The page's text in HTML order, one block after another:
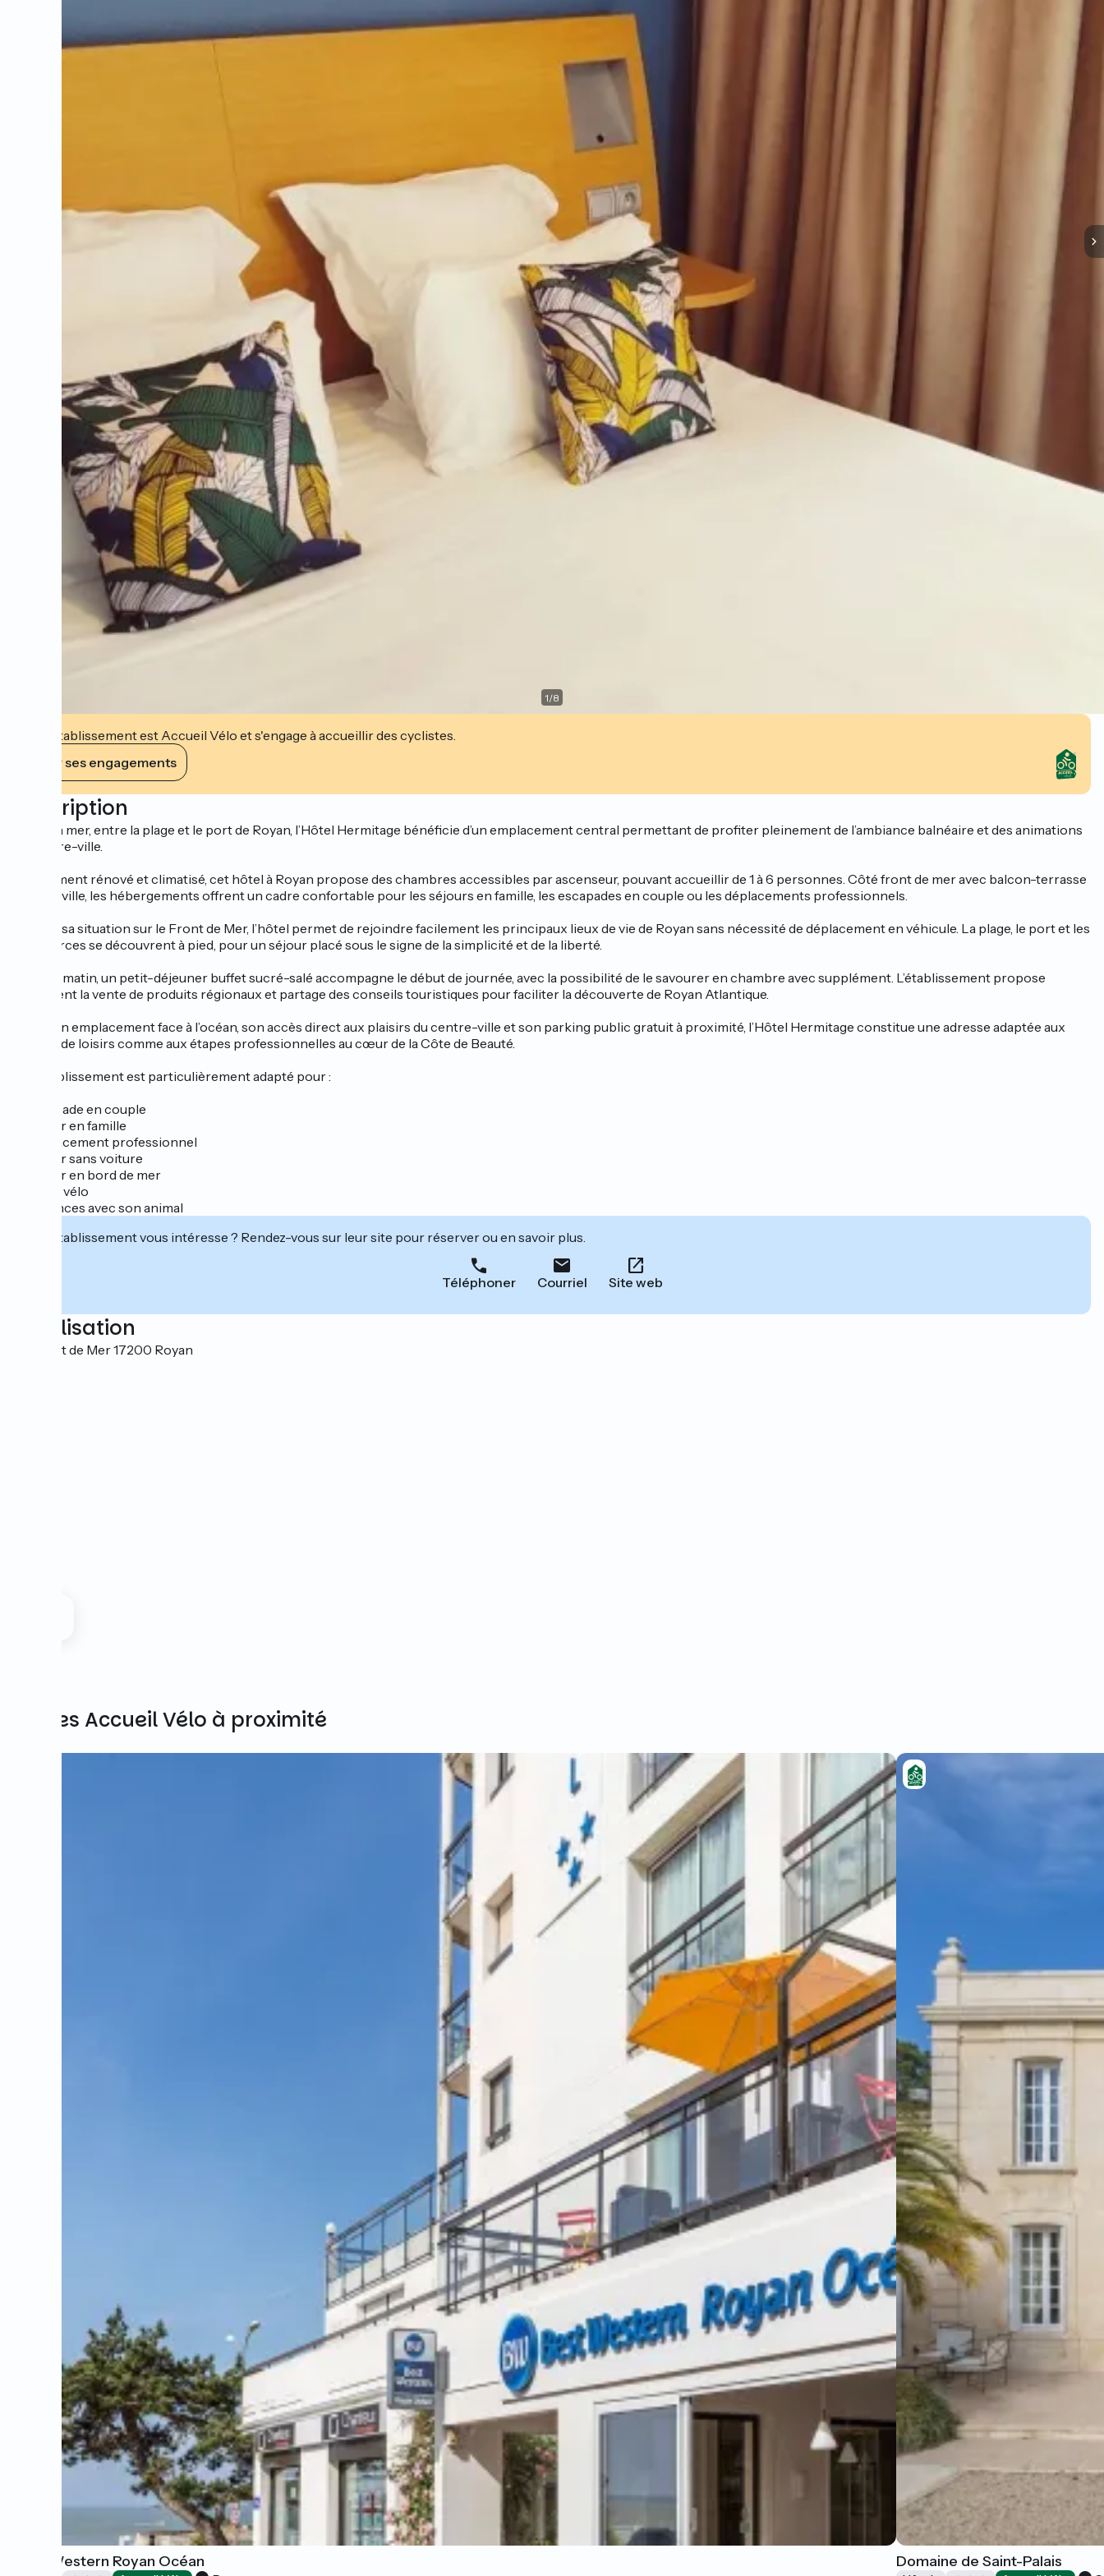
1/8
Cet établissement est Accueil Vélo et s'engage à accueillir des cyclistes.
Voir ses engagements
Description
Face à la mer, entre la plage et le port de Royan, l’Hôtel Hermitage bénéficie d’un emplacement central permettant de profiter pleinement de l’ambiance balnéaire et des animations
du centre-ville.
Récemment rénové et climatisé, cet hôtel à Royan propose des chambres accessibles par ascenseur, pouvant accueillir de 1 à 6 personnes. Côté front de mer avec balcon-terrasse
ou côté ville, les hébergements offrent un cadre confortable pour les séjours en famille, les escapades en couple ou les déplacements professionnels.
Grâce à sa situation sur le Front de Mer, l’hôtel permet de rejoindre facilement les principaux lieux de vie de Royan sans nécessité de déplacement en véhicule. La plage, le port et les
commerces se découvrent à pied, pour un séjour placé sous le signe de la simplicité et de la liberté.
Chaque matin, un petit-déjeuner buffet sucré-salé accompagne le début de journée, avec la possibilité de le savourer en chambre avec supplément. L’établissement propose
également la vente de produits régionaux et partage des conseils touristiques pour faciliter la découverte de Royan Atlantique.
Avec son emplacement face à l’océan, son accès direct aux plaisirs du centre-ville et son parking public gratuit à proximité, l’Hôtel Hermitage constitue une adresse adaptée aux
séjours de loisirs comme aux étapes professionnelles au cœur de la Côte de Beauté.
Cet établissement est particulièrement adapté pour :
✔ Escapade en couple
✔ Séjour en famille
✔ Déplacement professionnel
✔ Séjour sans voiture
✔ Séjour en bord de mer
✔ Étape vélo
✔ Vacances avec son animal
Cet établissement vous intéresse ? Rendez-vous sur leur site pour réserver ou en savoir plus.
Téléphoner Courriel Site web
Localisation
56 Front de Mer 17200 Royan
Autres Accueil Vélo à proximité
Best Western Royan Océan Domaine de Saint-Palais